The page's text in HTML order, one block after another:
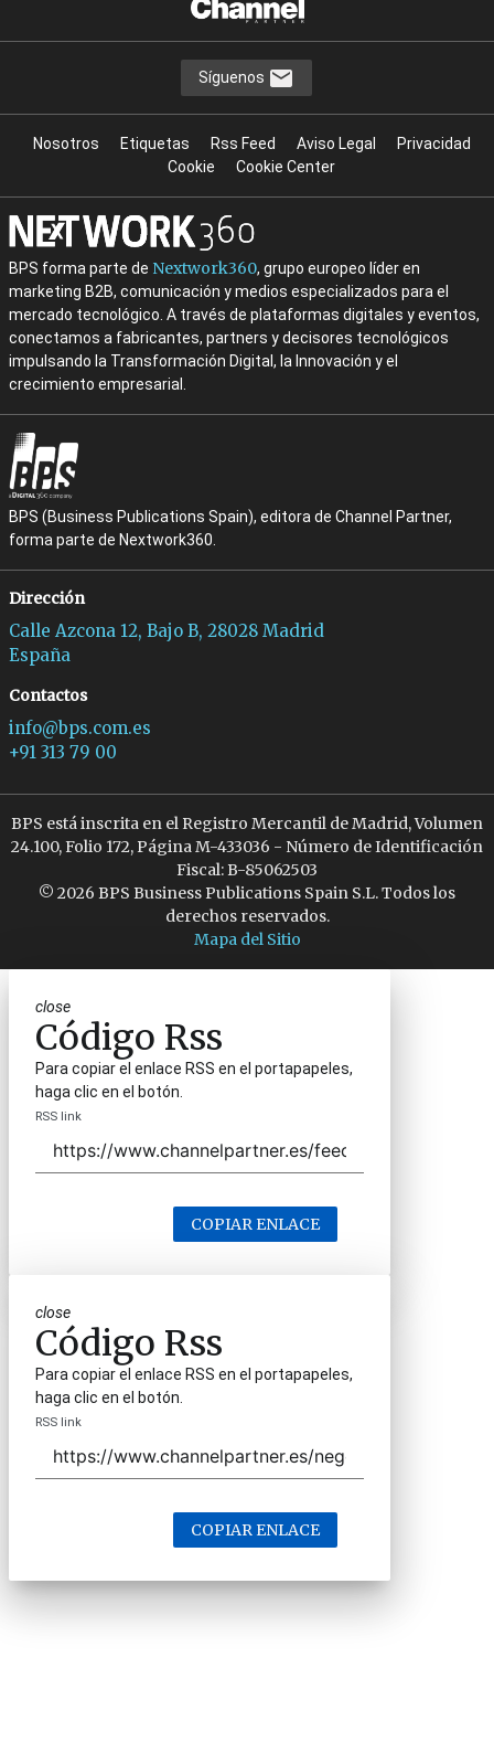
Síguenos
Nosotros Etiquetas Rss Feed Aviso Legal
Privacidad
Cookie
Cookie Center
BPS forma parte de Nextwork360, grupo europeo líder en
marketing B2B, comunicación y medios especializados para el
mercado tecnológico. A través de plataformas digitales y eventos,
conectamos a fabricantes, partners y decisores tecnológicos
impulsando la Transformación Digital, la Innovación y el
crecimiento empresarial.
BPS (Business Publications Spain), editora de Channel Partner,
forma parte de Nextwork360.
Dirección
Calle Azcona 12, Bajo B, 28028 Madrid
España
Contactos
info@bps.com.es
+91 313 79 00
BPS está inscrita en el Registro Mercantil de Madrid, Volumen
24.100, Folio 172, Página M-433036 - Número de Identificación
Fiscal: B-85062503
© 2026 BPS Business Publications Spain S.L. Todos los
derechos reservados.
Mapa del Sitio
close
Código Rss
Para copiar el enlace RSS en el portapapeles,
haga clic en el botón.
RSS link
COPIAR ENLACE
close
Código Rss
Para copiar el enlace RSS en el portapapeles,
haga clic en el botón.
RSS link
COPIAR ENLACE